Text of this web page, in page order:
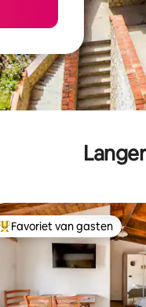
Topfavoriet van gasten
Favoriet van gasten